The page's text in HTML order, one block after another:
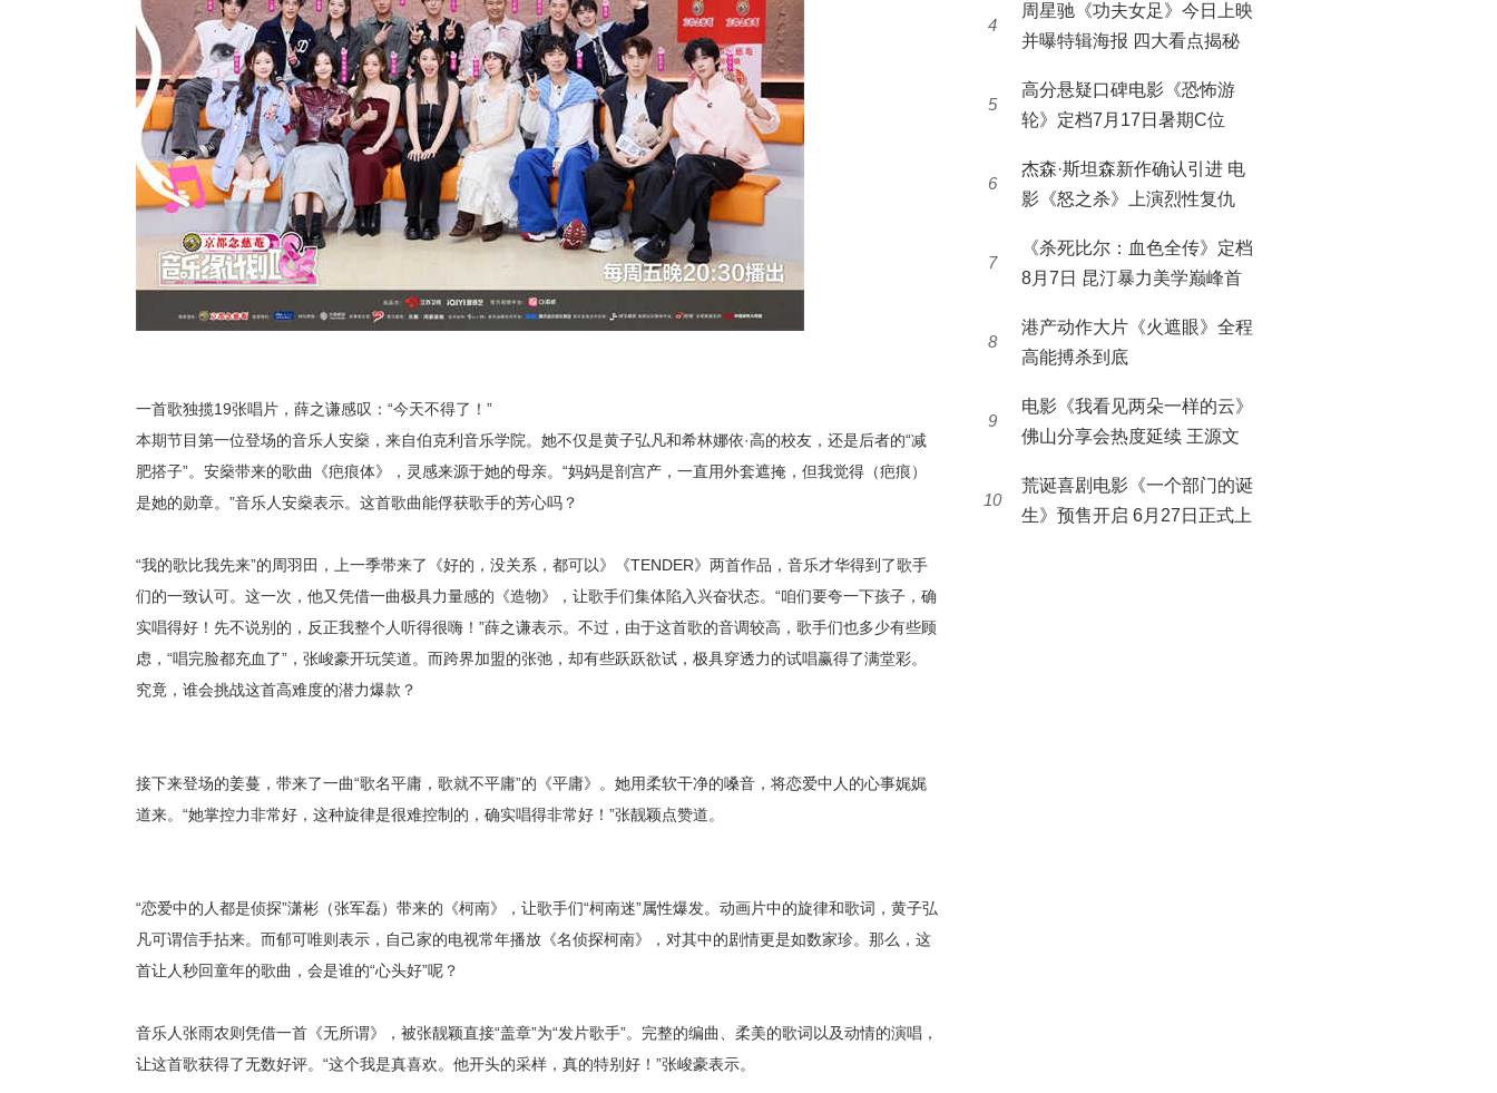
一首歌独揽19张唱片，薛之谦感叹：“今天不得了！”
本期节目第一位登场的音乐人安燊，来自伯克利音乐学院。她不仅是黄子弘凡和希林娜依·高的校友，还是后者的“减
肥搭子”。安燊带来的歌曲《疤痕体》，灵感来源于她的母亲。 “妈妈是剖宫产 ，一直用外套遮掩，但我觉得（疤痕）
是她的勋章。 ”音乐人安燊表示。这首歌曲能俘获歌手的芳心吗？
“我的歌比我先来”的周羽田， 上一季带来了《好的，没关系，都可以》《TENDER》两首作品，音乐才华得到了歌手
们的一致认可。这一次，他又凭借一曲极具力量感的《造物》，让歌手们集体陷入兴奋状态。 “咱们要夸一下孩子，确
实唱得好！先不说别的，反正我整个人听得很嗨！”薛之谦表示。不过，由于这首歌的音调较高，歌手们也多少有些顾
虑，“唱完脸都充血了”，张峻豪开玩笑道。 而跨界加盟的张弛，却有些跃跃欲试，极具穿透力的试唱赢得了满堂彩。
究竟，谁会挑战这首高难度的潜力爆款？
接下来登场的姜蔓，带来了一曲“歌名平庸，歌就不平庸”的《平庸》。她用柔软干净的嗓音，将恋爱中人的心事娓娓
道来。“她掌控力非常好，这种旋律是很难控制的，确实唱得非常好！”张靓颖点赞道。
“恋爱中的人都是侦探”潇彬（张军磊） 带来的《柯南》，让歌手们“柯南迷”属性爆发。动画片中的旋律和歌词，黄子弘
凡可谓信手拈来。而郁可唯则表示，自己家的电视常年播放《名侦探柯南》，对其中的剧情更是如数家珍。那么，这
首让人秒回童年的歌曲，会是谁的“心头好”呢？
音乐人张雨农则凭借一首《无所谓》，被张靓颖直接“盖章”为“发片歌手”。完整的编曲、柔美的歌词以及动情的演唱，
让这首歌获得了无数好评。“这个我是真喜欢。他开头的采样，真的特别好！”张峻豪表示。
4
周星驰《功夫女足》今日上映
并曝特辑海报 四大看点揭秘
5
高分悬疑口碑电影《恐怖游
轮》定档7月17日暑期C位
6
杰森·斯坦森新作确认引进 电
影《怒之杀》上演烈性复仇
7
《杀死比尔：血色全传》定档
8月7日 昆汀暴力美学巅峰首
8
港产动作大片《火遮眼》全程
高能搏杀到底
9
电影《我看见两朵一样的云》
佛山分享会热度延续 王源文
10
荒诞喜剧电影《一个部门的诞
生》预售开启 6月27日正式上